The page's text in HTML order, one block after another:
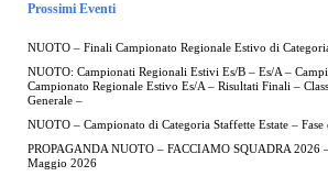
Prossimi Eventi
NUOTO – Finali Campionato Regionale Estivo di
NUOTO: Campionati Regionali Estivi Es/B – Es/A –
Campionato Regionale Estivo Es/A – Risultati Finali –
Generale –
NUOTO – Campionato di Categoria Staffette Estate –
PROPAGANDA NUOTO – FACCIAMO SQUADRA 2026
Maggio 2026